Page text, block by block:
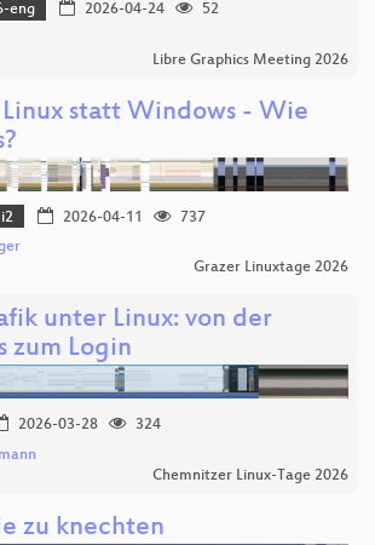
eng 2026-04-24
52
Libre Graphics Meeting 2026
statt Windows - Wie
i2 2026-04-11
737
Grazer Linuxtage 2026
unter Linux: von der
zum Login
2026-03-28
324
Chemnitzer Linux-Tage 2026
zu knechten